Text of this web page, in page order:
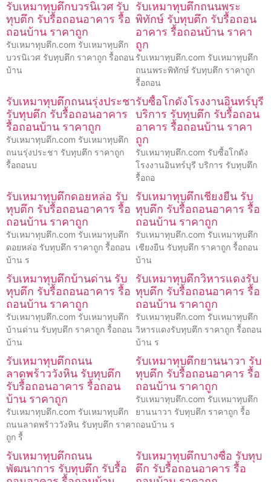
รับเหมาทุบตึกบวรนิเวศ รับ
ทุบตึก รับรื้อถอนอาคาร รื้อ
ถอนบ้าน ราคาถูก
รับเหมาทุบตึก.com รับเหมาทุบตึก
บวรนิเวศ รับทุบตึก ราคาถูก รื้อถอน
บ้าน
รับเหมาทุบตึกถนนพระ
พิทักษ์ รับทุบตึก รับรื้อถอน
อาคาร รื้อถอนบ้าน ราคา
ถูก
รับเหมาทุบตึก.com รับเหมาทุบตึก
ถนนพระพิทักษ์ รับทุบตึก ราคาถูก
รื้อถอน
รับเหมาทุบตึกถนนรุ่งประชา
รับทุบตึก รับรื้อถอนอาคาร
รื้อถอนบ้าน ราคาถูก
รับเหมาทุบตึก.com รับเหมาทุบตึก
ถนนรุ่งประชา รับทุบตึก ราคาถูก
รื้อถอนบ
รับซื้อโกดังโรงงานอินทร์บุรี
บริการ รับทุบตึก รับรื้อถอน
อาคาร รื้อถอนบ้าน ราคา
ถูก
รับเหมาทุบตึก.com รับซื้อโกดัง
โรงงานอินทร์บุรี บริการ รับทุบตึก
รื้อถอ
รับเหมาทุบตึกดอยหล่อ รับ
ทุบตึก รับรื้อถอนอาคาร รื้อ
ถอนบ้าน ราคาถูก
รับเหมาทุบตึก.com รับเหมาทุบตึก
ดอยหล่อ รับทุบตึก ราคาถูก รื้อถอน
บ้าน ร
รับเหมาทุบตึกเชียงยืน รับ
ทุบตึก รับรื้อถอนอาคาร รื้อ
ถอนบ้าน ราคาถูก
รับเหมาทุบตึก.com รับเหมาทุบตึก
เชียงยืน รับทุบตึก ราคาถูก รื้อถอน
บ้าน
รับเหมาทุบตึกบ้านด่าน รับ
ทุบตึก รับรื้อถอนอาคาร รื้อ
ถอนบ้าน ราคาถูก
รับเหมาทุบตึก.com รับเหมาทุบตึก
บ้านด่าน รับทุบตึก ราคาถูก รื้อถอน
บ้าน
รับเหมาทุบตึกวิหารแดงรับ
ทุบตึก รับรื้อถอนอาคาร รื้อ
ถอนบ้าน ราคาถูก
รับเหมาทุบตึก.com รับเหมาทุบตึก
วิหารแดงรับทุบตึก ราคาถูก รื้อถอน
บ้าน ร
รับเหมาทุบตึกถนน
ลาดพร้าววังหิน รับทุบตึก
รับรื้อถอนอาคาร รื้อถอน
บ้าน ราคาถูก
รับเหมาทุบตึก.com รับเหมาทุบตึก
ถนนลาดพร้าววังหิน รับทุบตึก ราคา
ถูก รื้
รับเหมาทุบตึกยานนาวา รับ
ทุบตึก รับรื้อถอนอาคาร รื้อ
ถอนบ้าน ราคาถูก
รับเหมาทุบตึก.com รับเหมาทุบตึก
ยานนาวา รับทุบตึก ราคาถูก รื้อ
ถอนบ้าน ร
รับเหมาทุบตึกถนน
พัฒนาการ รับทุบตึก รับรื้อ
รับเหมาทุบตึกบางซื่อ รับทุบ
ตึก รับรื้อถอนอาคาร รื้อ